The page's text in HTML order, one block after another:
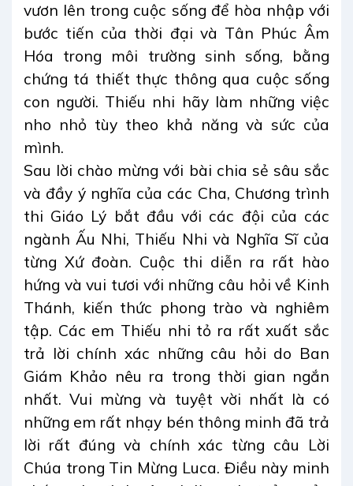
vươn lên trong cuộc sống để hòa nhập với
bước tiến của thời đại và Tân Phúc Âm
Hóa trong môi trường sinh sống, bằng
chứng tá thiết thực thông qua cuộc sống
con người. Thiếu nhi hãy làm những việc
nho nhỏ tùy theo khả năng và sức của
mình.
Sau lời chào mừng với bài chia sẻ sâu sắc
và đầy ý nghĩa của các Cha, Chương trình
thi Giáo Lý bắt đầu với các đội của các
ngành Ấu Nhi, Thiếu Nhi và Nghĩa Sĩ của
từng Xứ đoàn. Cuộc thi diễn ra rất hào
hứng và vui tươi với những câu hỏi về Kinh
Thánh, kiến thức phong trào và nghiêm
tập. Các em Thiếu nhi tỏ ra rất xuất sắc
trả lời chính xác những câu hỏi do Ban
Giám Khảo nêu ra trong thời gian ngắn
nhất. Vui mừng và tuyệt vời nhất là có
những em rất nhạy bén thông minh đã trả
lời rất đúng và chính xác từng câu Lời
Chúa trong Tin Mừng Luca. Điều này minh